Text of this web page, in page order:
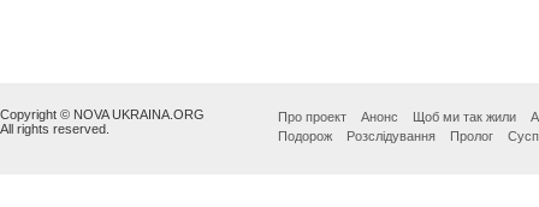
Copyright © NOVA UKRAINA.ORG
All rights reserved.
Про проект Анонс Щоб ми так жили
Подорож
Розслідування Пролог